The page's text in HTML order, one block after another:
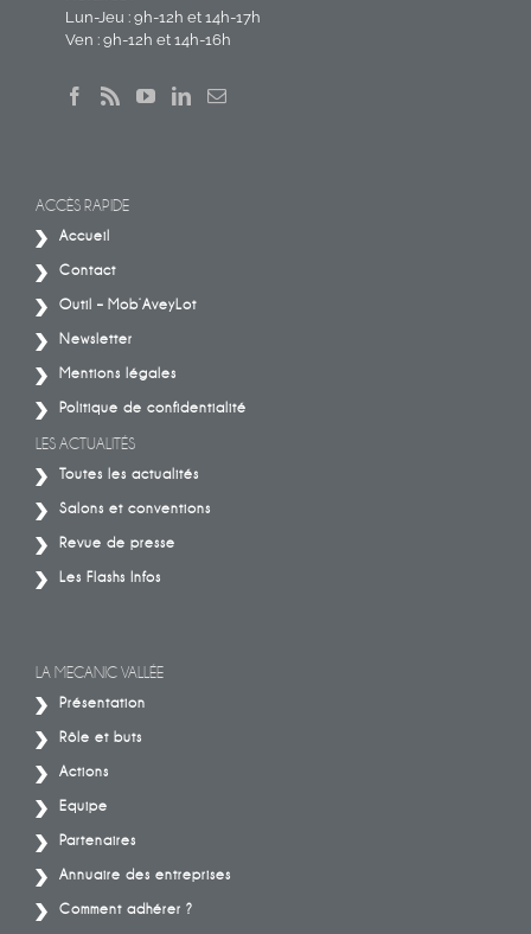
Lun-Jeu : 9h-12h et 14h-17h
Ven : 9h-12h et 14h-16h
ACCÈS RAPIDE
Accueil
Contact
Outil – Mob’AveyLot
Newsletter
Mentions légales
Politique de confidentialité
LES ACTUALITÉS
Toutes les actualités
Salons et conventions
Revue de presse
Les Flashs Infos
LA MECANIC VALLÉE
Présentation
Rôle et buts
Actions
Equipe
Partenaires
Annuaire des entreprises
Comment adhérer ?